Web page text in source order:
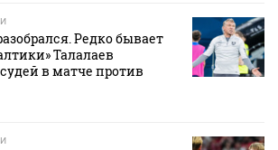
Редко бывает
Талалаев
в матче против